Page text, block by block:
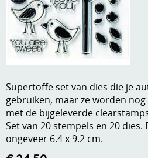
Dies om te stansen
DVD-CD
Embossen
Handige extra's
Hechtingsmaterialen
Hout , MDF,
Kleurmateriaal-tekenmateriaal
Info
Anders creatief
Supertoffe set van dies die je
gebruiken, maar ze worden
met de bijgeleverde
Set van 20 stempels en 20
ongeveer 6.4 x 9.2 cm.